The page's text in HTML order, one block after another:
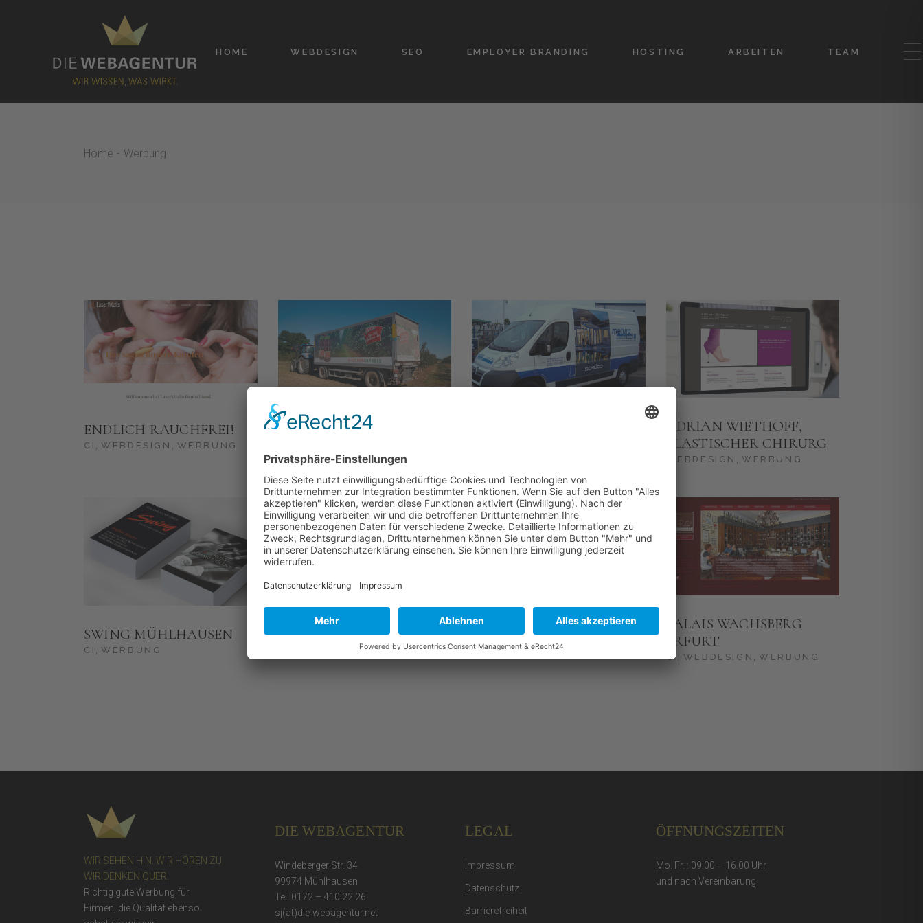
HOME WEBDESIGN SEO EMPLOYER BRANDING HOSTING ARBEITEN TEAM
Home Werbung
ENDLICH RAUCHFREI!
CI WEBDESIGN WERBUNG
TUPAG
CI WERBUNG
ADRIAN WIETHOFF,
PLASTISCHER CHIRURG
WEBDESIGN WERBUNG
SWING MÜHLHAUSEN
CI WERBUNG
ORTHOPÄDIE
NORDHAUSEN
BABY KIDS WORLD
CI WERBUNG
PALAIS WACHSBERG
ERFURT
CI WEBDESIGN WERBUNG
WIR SEHEN HIN. WIR HÖREN ZU.
WIR DENKEN QUER.
Richtig gute Werbung für
Firmen, die Qualität ebenso
DIE WEBAGENTUR
Windeberger Str. 34
99974 Mühlhausen
Tel. 0172 – 410 22 26
sj(at)die-webagentur.net
LEGAL
Impressum
Datenschutz
Barrierefreiheit
ÖFFNUNGSZEITEN
Mo. Fr. : 09.00 – 16.00 Uhr
und nach Vereinbarung